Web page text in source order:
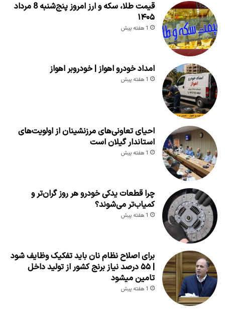
قیمت طلا، سکه و ارز امروز پنج‌شنبه 8 مرداد
۱۴۰۵
1 هفته پیش
امداد خودرو اهواز | خودروبر اهواز
1 هفته پیش
احیای تعاونی‌های مرزنشینان از اولویت‌های
استاندار گیلان است
1 هفته پیش
چرا قطعات یدکی خودرو هر روز گران‌تر و
کمیاب‌تر می‌شوند؟
1 هفته پیش
برای اصلاح نظام نان باید تفکیک وظایف شود
| ۵۵ درصد نیاز برنج کشور از تولید داخل
تامین میشود
1 هفته پیش